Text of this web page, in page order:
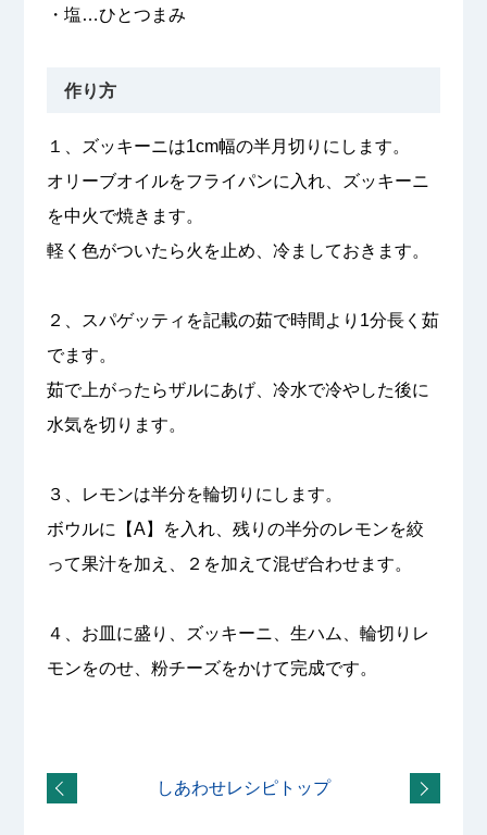
・塩…ひとつまみ
作り方
１、ズッキーニは1cm幅の半月切りにします。
オリーブオイルをフライパンに入れ、ズッキーニ
を中火で焼きます。
軽く色がついたら火を止め、冷ましておきます。
２、スパゲッティを記載の茹で時間より1分長く茹
でます。
茹で上がったらザルにあげ、冷水で冷やした後に
水気を切ります。
３、レモンは半分を輪切りにします。
ボウルに【A】を入れ、残りの半分のレモンを絞
って果汁を加え、２を加えて混ぜ合わせます。
４、お皿に盛り、ズッキーニ、生ハム、輪切りレ
モンをのせ、粉チーズをかけて完成です。
しあわせレシピトップ